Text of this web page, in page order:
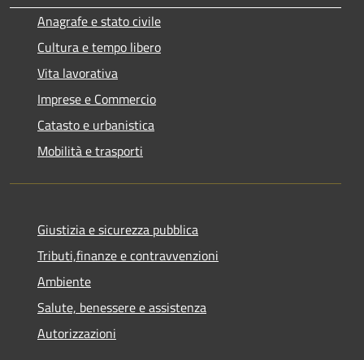
Anagrafe e stato civile
Cultura e tempo libero
Vita lavorativa
Imprese e Commercio
Catasto e urbanistica
Mobilità e trasporti
Giustizia e sicurezza pubblica
Tributi,finanze e contravvenzioni
Ambiente
Salute, benessere e assistenza
Autorizzazioni